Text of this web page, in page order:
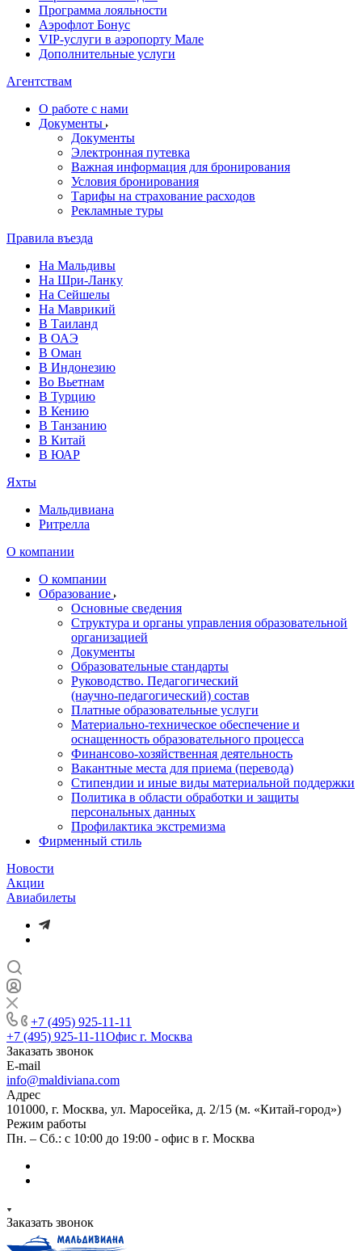
Программа лояльности
Аэрофлот Бонус
VIP-услуги в аэропорту Мале
Дополнительные услуги
Агентствам
О работе с нами
Документы
Документы
Электронная путевка
Важная информация для бронирования
Условия бронирования
Тарифы на страхование расходов
Рекламные туры
Правила въезда
На Мальдивы
На Шри-Ланку
На Сейшелы
На Маврикий
В Таиланд
В ОАЭ
В Оман
В Индонезию
Во Вьетнам
В Турцию
В Кению
В Танзанию
В Китай
В ЮАР
Яхты
Мальдивиана
Ритрелла
О компании
О компании
Образование
Основные сведения
Структура и органы управления образовательной
организацией
Документы
Образовательные стандарты
Руководство. Педагогический
(научно‑педагогический) состав
Платные образовательные услуги
Материально-техническое обеспечение и
оснащенность образовательного процесса
Финансово-хозяйственная деятельность
Вакантные места для приема (перевода)
Стипендии и иные виды материальной поддержки
Политика в области обработки и защиты
персональных данных
Профилактика экстремизма
Фирменный стиль
Новости
Акции
Авиабилеты
+7 (495) 925-11-11
+7 (495) 925-11-11Офис г. Москва
Заказать звонок
E-mail
info@maldiviana.com
Адрес
101000, г. Москва, ул. Маросейка, д. 2/15 (м. «Китай-город»)
Режим работы
Пн. – Сб.: с 10:00 до 19:00 - офис в г. Москва
Заказать звонок